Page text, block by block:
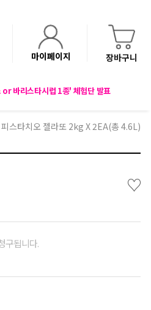
마이페이지 장바구니
바리스타시럽 1종' 체험단 발표
피스타치오 젤라또 2kg X 2EA(총 4.6L)
♡
구됩니다.